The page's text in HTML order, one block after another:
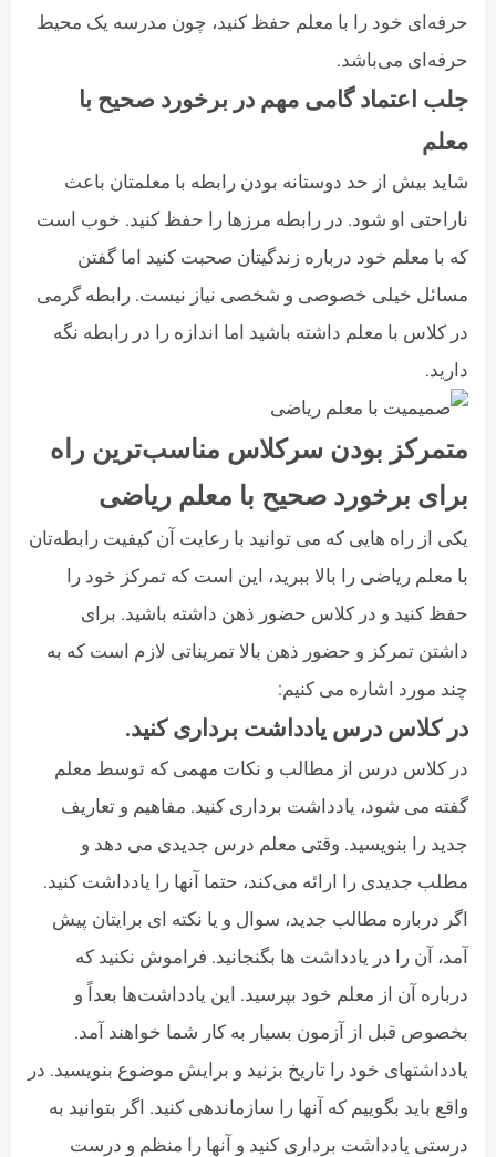
حرفه‌ای خود را با معلم حفظ کنید، چون مدرسه یک محیط
حرفه‌ای می‌باشد.
جلب اعتماد گامی مهم در برخورد صحیح با
معلم
شاید بیش از حد دوستانه بودن رابطه با معلمتان باعث
ناراحتی او شود. در رابطه مرزها را حفظ کنید. خوب است
که با معلم خود درباره زندگیتان صحبت کنید اما گفتن
مسائل خیلی خصوصی و شخصی نیاز نیست. رابطه گرمی
در کلاس با معلم داشته باشید اما اندازه را در رابطه نگه
دارید.
متمرکز بودن سرکلاس مناسب‌ترین راه
برای برخورد صحیح با معلم ریاضی
یکی از راه هایی که می توانید با رعایت آن کیفیت رابطه‌تان
با معلم ریاضی را بالا ببرید، این است که تمرکز خود را
حفظ کنید و در کلاس حضور ذهن داشته باشید. برای
داشتن تمرکز و حضور ذهن بالا تمریناتی لازم است که به
چند مورد اشاره می کنیم:
در کلاس درس یادداشت برداری کنید.
در کلاس درس از مطالب و نکات مهمی که توسط معلم
گفته می شود، یادداشت برداری کنید. مفاهیم و تعاریف
جدید را بنویسید. وقتی معلم درس جدیدی می دهد و
مطلب جدیدی را ارائه می‌کند، حتما آنها را یادداشت کنید.
اگر درباره مطالب جدید، سوال و یا نکته ای برایتان پیش
آمد، آن را در یادداشت ها بگنجانید. فراموش نکنید که
درباره آن از معلم خود بپرسید. این یادداشت‌ها بعداً و
بخصوص قبل از آزمون بسیار به کار شما خواهند آمد.
یادداشتهای خود را تاریخ بزنید و برایش موضوع بنویسید. در
واقع باید بگوییم که آنها را سازماندهی کنید. اگر بتوانید به
درستی یادداشت برداری کنید و آنها را منظم و درست